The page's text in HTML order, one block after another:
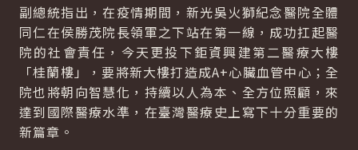
副總統指出，在疫情期間，新光吳火獅紀念醫院全體
同仁在侯勝茂院長領軍之下站在第一線，成功扛起醫
院的社會責任，今天更投下鉅資興建第二醫療大樓
「桂蘭樓」，要將新大樓打造成A+心臟血管中心；全
院也將朝向智慧化，持續以人為本、全方位照顧，來
達到國際醫療水準，在臺灣醫療史上寫下十分重要的
新篇章。